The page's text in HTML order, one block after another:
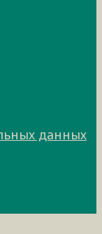
данных